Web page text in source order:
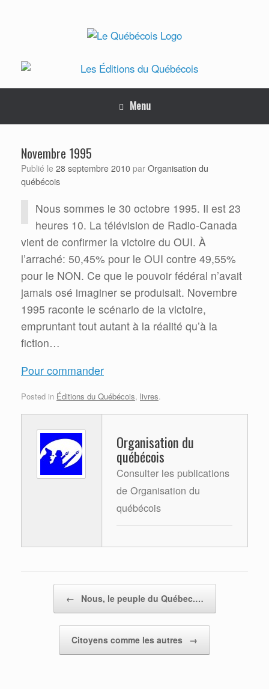
Menu
Novembre 1995
Publié le 28 septembre 2010 par Organisation du
québécois
Nous sommes le 30 octobre 1995. Il est 23
heures 10. La télévision de Radio-Canada
vient de confirmer la victoire du OUI. À
l’arraché: 50,45% pour le OUI contre 49,55%
pour le NON. Ce que le pouvoir fédéral n’avait
jamais osé imaginer se produisait. Novembre
1995 raconte le scénario de la victoire,
empruntant tout autant à la réalité qu’à la
fiction…
Pour commander
Posted in Éditions du Québécois, livres.
Organisation du
québécois
Consulter les publications
de Organisation du
québécois
← Nous, le peuple du Québec.…
Citoyens comme les autres →